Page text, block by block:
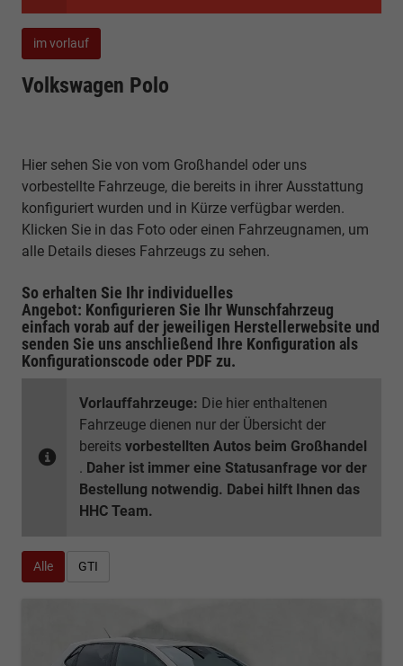
im vorlauf
Volkswagen Polo
Hier sehen Sie von vom Großhandel oder uns
vorbestellte Fahrzeuge, die bereits in ihrer Ausstattung
konfiguriert wurden und in Kürze verfügbar werden.
Klicken Sie in das Foto oder einen Fahrzeugnamen, um
alle Details dieses Fahrzeugs zu sehen.
So erhalten Sie Ihr individuelles
Angebot: Konfigurieren Sie Ihr Wunschfahrzeug
einfach vorab auf der jeweiligen Herstellerwebsite und
senden Sie uns anschließend Ihre Konfiguration als
Konfigurationscode oder PDF zu.
Vorlauffahrzeuge: Die hier enthaltenen
Fahrzeuge dienen nur der Übersicht der
bereits vorbestellten Autos beim Großhandel
. Daher ist immer eine Statusanfrage vor der
Bestellung notwendig. Dabei hilft Ihnen das
HHC Team.
Alle GTI